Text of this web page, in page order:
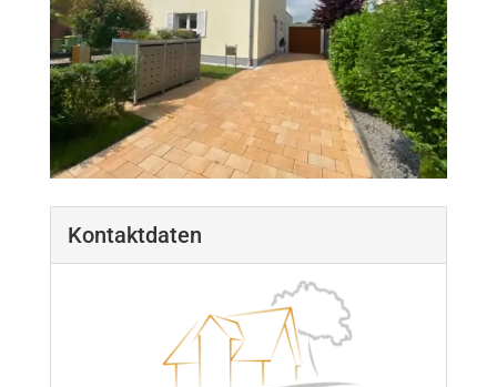
Kontaktdaten